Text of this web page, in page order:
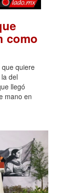
como
quiere
del
llegó
mano en